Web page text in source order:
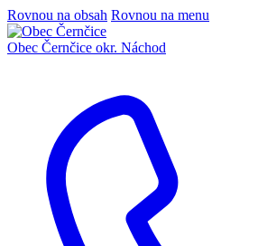
Rovnou na obsah Rovnou na menu
Obec Černčice okr. Náchod